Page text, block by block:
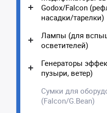
Godox/Falcon
насадки/тарелки)
Лампы (для
осветителей)
Генераторы
пузыри, ветер)
Сумки для
(Falcon/G.Bean)